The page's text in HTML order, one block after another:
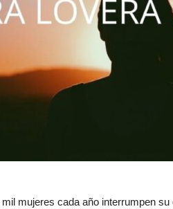
mujeres cada año interrumpen